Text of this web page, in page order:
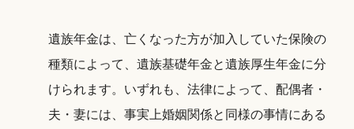
遺族年金は、亡くなった方が加入していた保険の
種類によって、遺族基礎年金と遺族厚生年金に分
けられます。いずれも、法律によって、配偶者・
夫・妻には、事実上婚姻関係と同様の事情にある